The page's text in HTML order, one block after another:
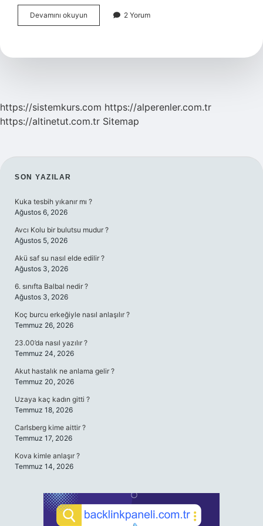
Devamını okuyun
Coin
2 Yorum
https://sistemkurs.com https://alperenler.com.tr
https://altinetut.com.tr Sitemap
SIDEBAR
SON YAZILAR
Kuka tesbih yıkanır mı ?
Ağustos 6, 2026
Avcı Kolu bir bulutsu mudur ?
Ağustos 5, 2026
Akü saf su nasıl elde edilir ?
Ağustos 3, 2026
6. sınıfta Balbal nedir ?
Ağustos 3, 2026
Koç burcu erkeğiyle nasıl anlaşılır ?
Temmuz 26, 2026
23.00’da nasıl yazılır ?
Temmuz 24, 2026
Akut hastalık ne anlama gelir ?
Temmuz 20, 2026
Uzaya kaç kadın gitti ?
Temmuz 18, 2026
Carlsberg kime aittir ?
Temmuz 17, 2026
Kova kimle anlaşır ?
Temmuz 14, 2026